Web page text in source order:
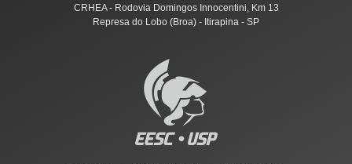
CRHEA - Rodovia Domingos Innocentini, Km 13
Represa do Lobo (Broa) - Itirapina - SP